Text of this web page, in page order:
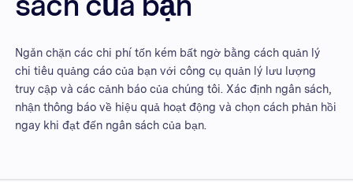
Ngăn chặn các chi phí tốn kém bất ngờ bằng cách quản lý
chi tiêu quảng cáo của bạn với công cụ quản lý lưu lượng
truy cập và các cảnh báo của chúng tôi. Xác định ngân sách,
nhận thông báo về hiệu quả hoạt động và chọn cách phản hồi
ngay khi đạt đến ngân sách của bạn.